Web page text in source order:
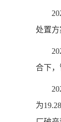
处置
合下，
为